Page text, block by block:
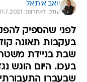
יואב איתיאל
עודכן לאחרונה: 11.7.2021 / 10:18
לפני שהספיק
בעקבות תאונה
שבת בניידת
בעכו. היום הוגש